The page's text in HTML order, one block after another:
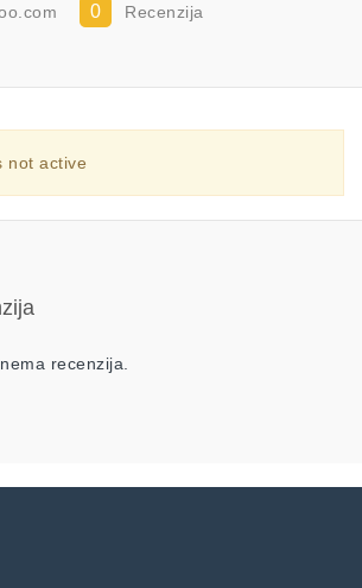
0 Recenzija
not active
recenzija.